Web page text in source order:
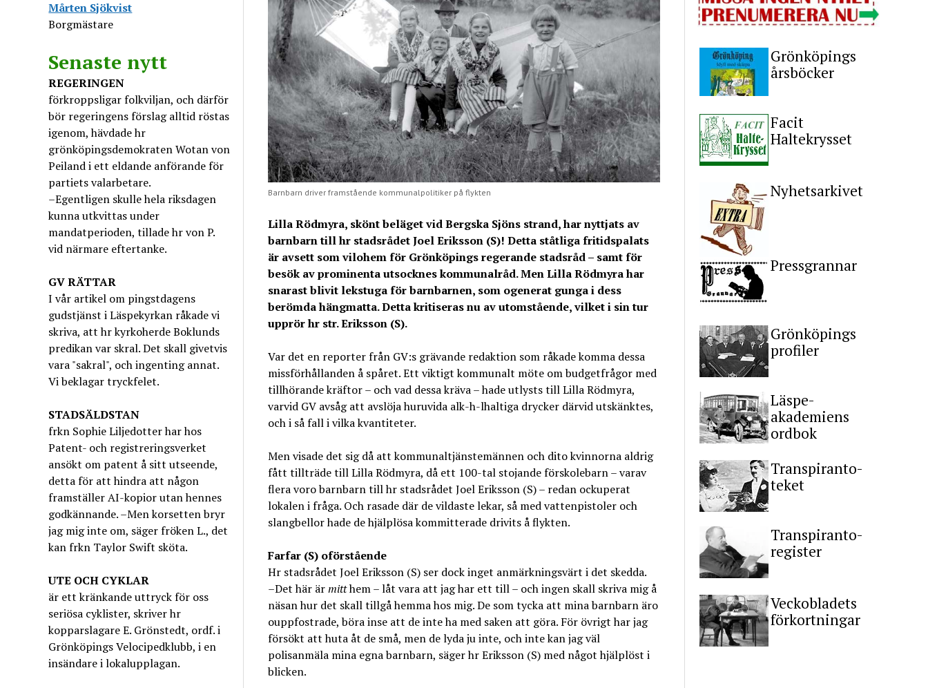
Mårten Sjökvist
Borgmästare
Senaste nytt
REGERINGEN
förkroppsligar folkviljan, och därför
bör regeringens förslag alltid röstas
igenom, hävdade hr
grönköpingsdemokraten Wotan von
Peiland i ett eldande anförande för
partiets valarbetare.
–Egentligen skulle hela riksdagen
kunna utkvittas under
mandatperioden, tillade hr von P.
vid närmare eftertanke.
GVRÄTTAR
I vår artikel om pingstdagens
gudstjänst i Läspekyrkan råkade vi
skriva, att hr kyrkoherde Boklunds
predikan var skral. Det skall givetvis
vara "sakral", och ingenting annat.
Vi beklagar tryckfelet.
STADSÄLDSTAN
frkn Sophie Liljedotter har hos
Patent- och registreringsverket
ansökt om patent å sitt utseende,
detta för att hindra att någon
framställer AI-kopior utan hennes
godkännande. –Men korsetten bryr
jag mig inte om, säger fröken L., det
kan frkn Taylor Swift sköta.
UTE OCH CYKLAR
är ett kränkande uttryck för oss
seriösa cyklister, skriver hr
kopparslagare E. Grönstedt, ordf. i
Grönköpings Velocipedklubb, i en
insändare i lokalupplagan.
Barnbarn driver framstående kommunalpolitiker på flykten
Lilla Rödmyra, skönt beläget vid Bergska Sjöns strand, har nyttjats av
barnbarn till hr stadsrådet Joel Eriksson (S)! Detta ståtliga fritidspalats
är avsett som vilohem för Grönköpings regerande stadsråd – samt för
besök av prominenta utsocknes kommunalråd. Men Lilla Rödmyra har
snarast blivit lekstuga för barnbarnen, som ogenerat gunga i dess
berömda hängmatta. Detta kritiseras nu av utomstående, vilket i sin tur
upprör hr str. Eriksson (S).
Var det en reporter från GV:s grävande redaktion som råkade komma dessa
missförhållanden å spåret. Ett viktigt kommunalt möte om budgetfrågor med
tillhörande kräftor – och vad dessa kräva – hade utlysts till Lilla Rödmyra,
varvid GV avsåg att avslöja huruvida alk-h-lhaltiga drycker därvid utskänktes,
och i så fall i vilka kvantiteter.
Men visade det sig då att kommunaltjänstemännen och dito kvinnorna aldrig
fått tillträde till Lilla Rödmyra, då ett 100-tal stojande förskolebarn – varav
flera voro barnbarn till hr stadsrådet Joel Eriksson (S) – redan ockuperat
lokalen i fråga. Och rasade där de vildaste lekar, så med vattenpistoler och
slangbellor hade de hjälplösa kommitterade drivits å flykten.
Farfar (S) oförstående
Hr stadsrådet Joel Eriksson (S) ser dock inget anmärkningsvärt i det skedda.
–Det här ärmitthem – låt vara att jag har ett till – och ingen skall skriva mig å
näsan hur det skall tillgå hemma hos mig. De som tycka att mina barnbarn äro
ouppfostrade, böra inse att de inte ha med saken att göra. För övrigt har jag
försökt att huta åt de små, men de lyda ju inte, och inte kan jag väl
polisanmäla mina egna barnbarn, säger hr Eriksson (S) med något hjälplöst i
blicken.
Grönköpings
årsböcker
Facit
Haltekrysset
Nyhetsarkivet
Pressgrannar
Grönköpings
profiler
Läspe-
akademiens
ordbok
Transpiranto-
teket
Transpiranto-
register
Veckobladets
förkortningar